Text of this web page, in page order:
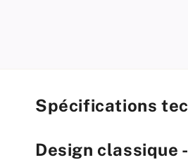
Spécifications
Design classique